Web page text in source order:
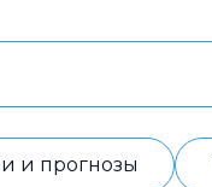
и прогнозы